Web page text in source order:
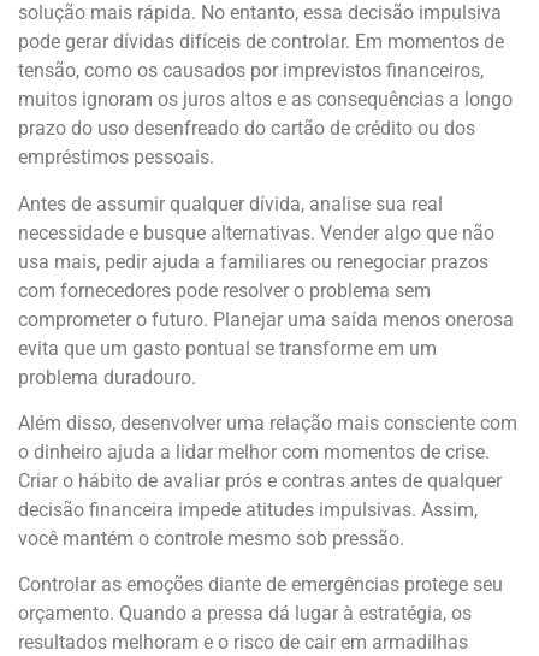
solução mais rápida. No entanto, essa decisão impulsiva
pode gerar dívidas difíceis de controlar. Em momentos de
tensão, como os causados por imprevistos financeiros,
muitos ignoram os juros altos e as consequências a longo
prazo do uso desenfreado do cartão de crédito ou dos
empréstimos pessoais.
Antes de assumir qualquer dívida, analise sua real
necessidade e busque alternativas. Vender algo que não
usa mais, pedir ajuda a familiares ou renegociar prazos
com fornecedores pode resolver o problema sem
comprometer o futuro. Planejar uma saída menos onerosa
evita que um gasto pontual se transforme em um
problema duradouro.
Além disso, desenvolver uma relação mais consciente com
o dinheiro ajuda a lidar melhor com momentos de crise.
Criar o hábito de avaliar prós e contras antes de qualquer
decisão financeira impede atitudes impulsivas. Assim,
você mantém o controle mesmo sob pressão.
Controlar as emoções diante de emergências protege seu
orçamento. Quando a pressa dá lugar à estratégia, os
resultados melhoram e o risco de cair em armadilhas